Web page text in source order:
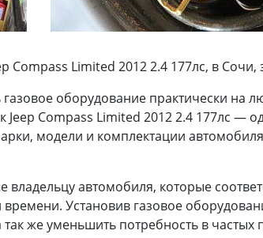
Compass Limited 2012 2.4 177лс, в Сочи,
оборудование практически на
Jeep Compass Limited 2012 2.4 177лс —
модели и комплектации
владельцу автомобиля, которые
Установив газовое
же уменьшить потребность в